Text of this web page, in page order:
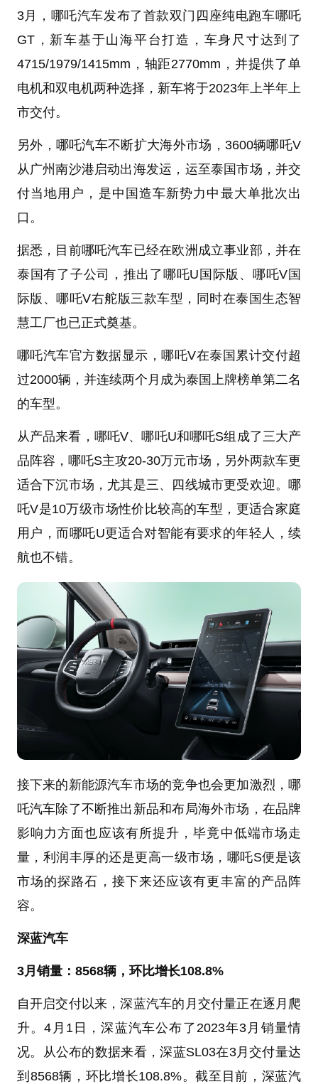
3月，哪吒汽车发布了首款双门四座纯电跑车哪吒
GT，新车基于山海平台打造，车身尺寸达到了
4715/1979/1415mm，轴距2770mm，并提供了单
电机和双电机两种选择，新车将于2023年上半年上
市交付。
另外，哪吒汽车不断扩大海外市场，3600辆哪吒V
从广州南沙港启动出海发运，运至泰国市场，并交
付当地用户，是中国造车新势力中最大单批次出
口。
据悉，目前哪吒汽车已经在欧洲成立事业部，并在
泰国有了子公司，推出了哪吒U国际版、哪吒V国
际版、哪吒V右舵版三款车型，同时在泰国生态智
慧工厂也已正式奠基。
哪吒汽车官方数据显示，哪吒V在泰国累计交付超
过2000辆，并连续两个月成为泰国上牌榜单第二名
的车型。
从产品来看，哪吒V、哪吒U和哪吒S组成了三大产
品阵容，哪吒S主攻20-30万元市场，另外两款车更
适合下沉市场，尤其是三、四线城市更受欢迎。哪
吒V是10万级市场性价比较高的车型，更适合家庭
用户，而哪吒U更适合对智能有要求的年轻人，续
航也不错。
接下来的新能源汽车市场的竞争也会更加激烈，哪
吒汽车除了不断推出新品和布局海外市场，在品牌
影响力方面也应该有所提升，毕竟中低端市场走
量，利润丰厚的还是更高一级市场，哪吒S便是该
市场的探路石，接下来还应该有更丰富的产品阵
容。
深蓝汽车
3月销量：8568辆，环比增长108.8%
自开启交付以来，深蓝汽车的月交付量正在逐月爬
升。4月1日，深蓝汽车公布了2023年3月销量情
况。从公布的数据来看，深蓝SL03在3月交付量达
到8568辆，环比增长108.8%。截至目前，深蓝汽